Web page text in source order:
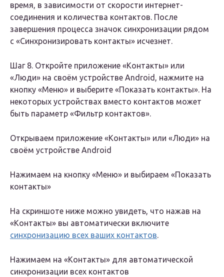
время, в зависимости от скорости интернет-
соединения и количества контактов. После
завершения процесса значок синхронизации рядом
с «Синхронизировать контакты» исчезнет.
Шаг 8. Откройте приложение «Контакты» или
«Люди» на своём устройстве Android, нажмите на
кнопку «Меню» и выберите «Показать контакты». На
некоторых устройствах вместо контактов может
быть параметр «Фильтр контактов».
Открываем приложение «Контакты» или «Люди» на
своём устройстве Android
Нажимаем на кнопку «Меню» и выбираем «Показать
контакты»
На скриншоте ниже можно увидеть, что нажав на
«Контакты» вы автоматически включите
синхронизацию всех ваших контактов.
Нажимаем на «Контакты» для автоматической
синхронизации всех контактов